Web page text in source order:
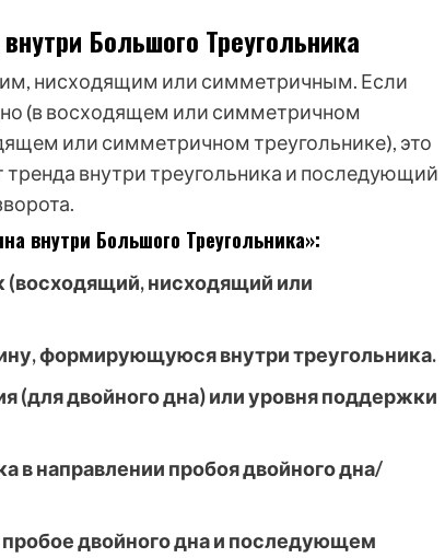
Большого Треугольника
нисходящим или симметричным. Если
(в восходящем или симметричном
или симметричном треугольнике), это
внутри треугольника и последующий
внутри Большого Треугольника»:
нисходящий или
формирующуюся внутри треугольника.
(для двойного дна) или уровня поддержки
в направлении пробоя двойного дна/
двойного дна и последующем